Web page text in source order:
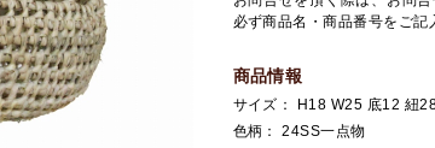
必ず商品名・商品番号をご記
商品情報
サイズ： H18 W25 底12 紐
色柄： 24SS一点物